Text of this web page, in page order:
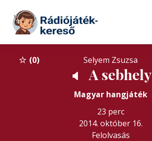
Tovább a tartalomhoz
0 Selyem Zsuzsa
🔈 A sebhely
Magyar hangjáték
23 perc
2014. október 16.
Felolvasás